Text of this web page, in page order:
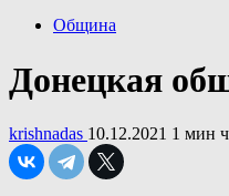
Община
Донецкая
krishnadas 10.12.2021 1 мин